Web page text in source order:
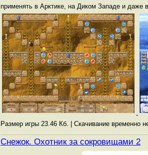
применять в Арктике, на Диком Западе и даже
Размер игры 23.46 Кб. | Скачивание временно
Снежок. Охотник за сокровищами 2